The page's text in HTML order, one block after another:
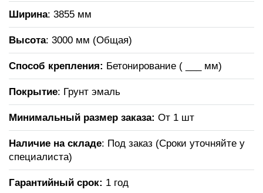
Ширина: 3855 мм
Высота: 3000 мм (Общая)
Способ крепления: Бетонирование ( ___ мм)
Покрытие: Грунт эмаль
Минимальный размер заказа: От 1 шт
Наличие на складе: Под заказ (Сроки уточняйте у
специалиста)
Гарантийный срок: 1 год